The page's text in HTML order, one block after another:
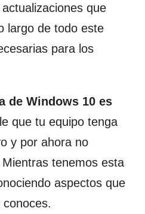
que
largo de todo este
para los
de Windows 10 es
que tu equipo tenga
y por ahora no
tenemos esta
aspectos que